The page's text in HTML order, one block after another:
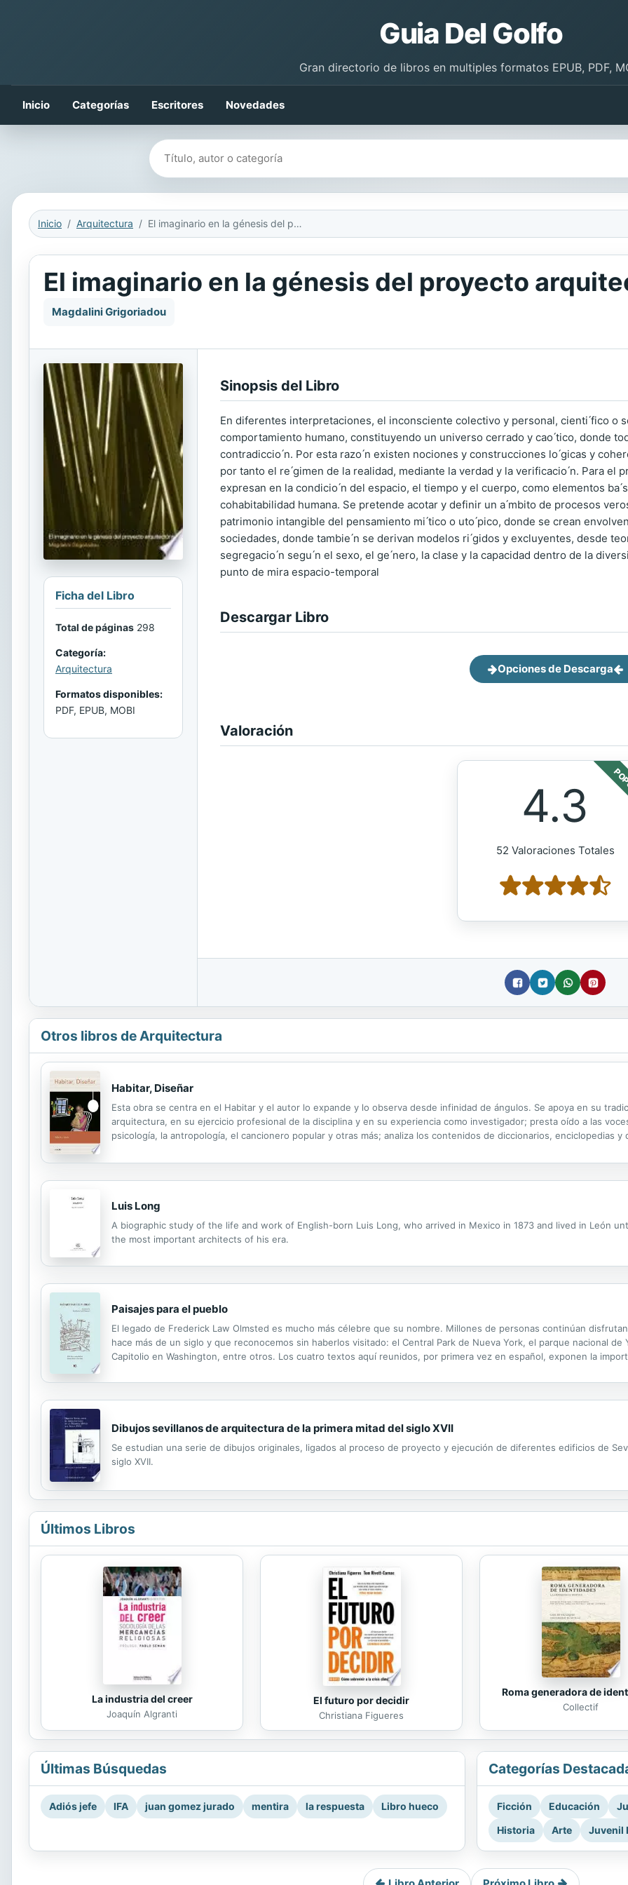
Guia Del Golfo
Gran directorio de libros en multiples formatos EPUB, PDF,
Inicio Categorías Escritores Novedades
Buscar libros
Inicio Arquitectura El imaginario en la génesis del proyecto arquitectonico
El imaginario en la génesis del proyecto
Magdalini Grigoriadou
Ficha del Libro
Total de páginas 298
Categoría:
Arquitectura
Formatos disponibles:
PDF, EPUB, MOBI
Sinopsis del Libro
En diferentes interpretaciones, el inconsciente colectivo y personal, cienti ́fico o
comportamiento humano, constituyendo un universo cerrado y cao ́tico, donde
contradiccio ́n. Por esta razo ́n existen nociones y construcciones lo ́gicas y
por tanto el re ́gimen de la realidad, mediante la verdad y la verificacio ́n. Para el
expresan en la condicio ́n del espacio, el tiempo y el cuerpo, como elementos ba
cohabitabilidad humana. Se pretende acotar y definir un a ́mbito de procesos
patrimonio intangible del pensamiento mi ́tico o uto ́pico, donde se crean
sociedades, donde tambie ́n se derivan modelos ri ́gidos y excluyentes, desde
segregacio ́n segu ́n el sexo, el ge ́nero, la clase y la capacidad dentro de la
punto de mira espacio-temporal
Descargar Libro
Opciones de Descarga
Valoración
4.3
52 Valoraciones Totales
Otros libros de Arquitectura
Habitar, Diseñar
Esta obra se centra en el Habitar y el autor lo expande y lo observa desde infinidad de ángulos. Se apoya en su
arquitectura, en su ejercicio profesional de la disciplina y en su experiencia como investigador; presta oído a las
psicología, la antropología, el cancionero popular y otras más; analiza los contenidos de diccionarios, enciclopedias y
Luis Long
A biographic study of the life and work of English-born Luis Long, who arrived in Mexico in 1873 and lived in León
the most important architects of his era.
Paisajes para el pueblo
El legado de Frederick Law Olmsted es mucho más célebre que su nombre. Millones de personas continúan
hace más de un siglo y que reconocemos sin haberlos visitado: el Central Park de Nueva York, el parque nacional
Capitolio en Washington, entre otros. Los cuatro textos aquí reunidos, por primera vez en español, exponen la
Dibujos sevillanos de arquitectura de la primera mitad del siglo XVII
Se estudian una serie de dibujos originales, ligados al proceso de proyecto y ejecución de diferentes edificios de
siglo XVII.
Últimos Libros
La industria del creer
Joaquín Algranti
El futuro por decidir
Christiana Figueres
Roma generadora de
Collectif
Últimas Búsquedas
Adiós jefe IFA juan gomez jurado mentira la respuesta Libro hueco
Categorías
Ficción Educación
Historia
Arte Juvenil